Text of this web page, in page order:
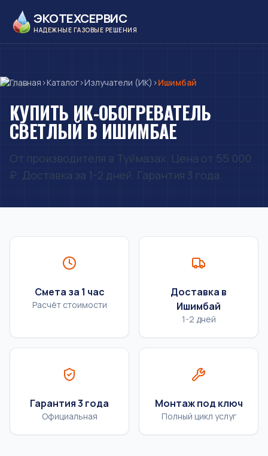
ЭКОТЕХСЕРВИС
НАДЕЖНЫЕ ГАЗОВЫЕ РЕШЕНИЯ
Главная ›Каталог›Излучатели (ИК) ›Ишимбай
КУПИТЬ ИК-ОБОГРЕВАТЕЛЬ
СВЕТЛЫЙ В ИШИМБАЕ
От производителя в Туймазах. Цена от 55 000
₽. Доставка за 1-2 дней. Гарантия 3 года.
Смета за 1 час
Расчёт стоимости
Доставка в
Ишимбай
1-2 дней
Гарантия 3 года
Официальная
Монтаж под ключ
Полный цикл услуг